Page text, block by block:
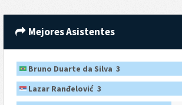
Mejores Asistentes
Bruno Duarte da Silva 3
Lazar Ranđelović 3